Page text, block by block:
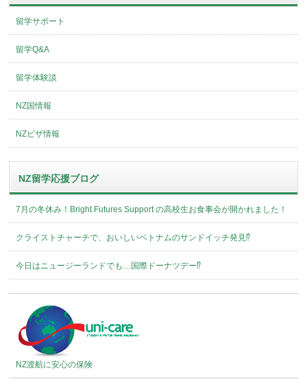
留学サポート
留学Q&A
留学体験談
NZ国情報
NZビザ情報
NZ留学応援ブログ
7月の冬休み！Bright Futures Support の高校生お食事会が開かれました！
クライストチャーチで、おいしいベトナムのサンドイッチ発見⁉︎
今日はニュージーランドでも…国際ドーナツデー⁉︎
NZ渡航に安心の保険